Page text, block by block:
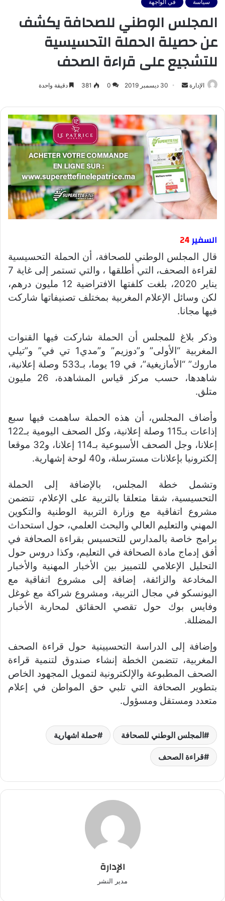
سياسة في الواجهة
المجلس الوطني للصحافة يكشف
عن حصيلة الحملة التحسيسية
للتشجيع على قراءة الصحف
الإدارة
أرسل
إلكترونيا
30 ديسمبر 2019 0
381 دقيقة واحدة
السفير24
قال المجلس الوطني للصحافة، أن الحملة التحسيسية
لقراءة الصحف، التي أطلقها ، والتي تستمر إلى غاية 7
يناير 2020، بلغت كلفتها الافتراضية 12 مليون درهم،
لكن وسائل الإعلام المغربية بمختلف تصنيفاتها شاركت
فيها مجانا.
وذكر بلاغ للمجلس أن الحملة شاركت فيها القنوات
المغربية “الأولى” و”دوزيم” و”مدي1 تي في” و”تيلي
ماروك” “الأمازيغية”، في 19 يوما، بـ533 وصلة إعلانية،
شاهدها، حسب مركز قياس المشاهدة، 26 مليون
متلق.
وأضاف المجلس، أن هذه الحملة ساهمت فيها سبع
إذاعات بـ115 وصلة إعلانية، وكل الصحف اليومية بـ122
إعلانا، وجل الصحف الأسبوعية بـ114 إعلانا، و32 موقعا
إلكترونيا بإعلانات مسترسلة، و40 لوحة إشهارية.
وتشمل خطة المجلس، بالإضافة إلى الحملة
التحسيسية، شقا متعلقا بالتربية على الإعلام، تتضمن
مشروع اتفاقية مع وزارة التربية الوطنية والتكوين
المهني والتعليم العالي والبحث العلمي، حول استحداث
برامج خاصة بالمدارس للتحسيس بقراءة الصحافة في
أفق إدماج مادة الصحافة في التعليم، وكذا دروس حول
التحليل الإعلامي للتمييز بين الأخبار المهنية والأخبار
المخادعة والزائفة، إضافة إلى مشروع اتفاقية مع
اليونسكو في مجال التربية، ومشروع شراكة مع غوغل
وفايس بوك حول تقصي الحقائق لمحاربة الأخبار
المضللة.
وإضافة إلى الدراسة التحسيينية حول قراءة الصحف
المغربية، تتضمن الخطة إنشاء صندوق لتنمية قراءة
الصحف المطبوعة والإلكترونية لتمويل المجهود الخاص
بتطوير الصحافة التي تلبي حق المواطن في إعلام
متعدد ومستقل ومسؤول.
المجلس الوطني للصحافة حملة اشهارية
قراءة الصحف
الإدارة
مدير النشر